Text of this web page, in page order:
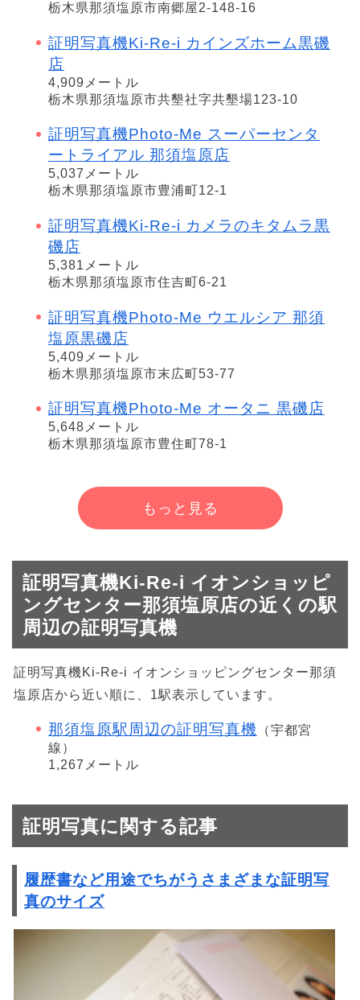
栃木県那須塩原市南郷屋2-148-16
証明写真機Ki-Re-i カインズホーム黒磯
店
4,909メートル
栃木県那須塩原市共墾社字共墾場123-10
証明写真機Photo-Me スーパーセンタ
ートライアル 那須塩原店
5,037メートル
栃木県那須塩原市豊浦町12-1
証明写真機Ki-Re-i カメラのキタムラ黒
磯店
5,381メートル
栃木県那須塩原市住吉町6-21
証明写真機Photo-Me ウエルシア 那須
塩原黒磯店
5,409メートル
栃木県那須塩原市末広町53-77
証明写真機Photo-Me オータニ 黒磯店
5,648メートル
栃木県那須塩原市豊住町78-1
もっと見る
証明写真機Ki-Re-i イオンショッピ
ングセンター那須塩原店の近くの駅
周辺の証明写真機
証明写真機Ki-Re-i イオンショッピングセンター那須
塩原店から近い順に、1駅表示しています。
那須塩原駅周辺の証明写真機
（宇都宮
線）
1,267メートル
証明写真に関する記事
履歴書など用途でちがうさまざまな証明写
真のサイズ